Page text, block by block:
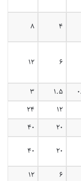
۴ ۸
۶ ۱۲
۱.۵
۳
۱۲
۲۴
۲۰ ۴۰
۲۰ ۴۰
۶ ۱۲